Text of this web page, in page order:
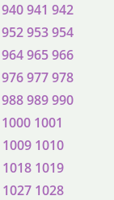
940941 942
952953954
964965966
976977978
988989990
1000 1001
1009 1010
1018 1019
1027 1028